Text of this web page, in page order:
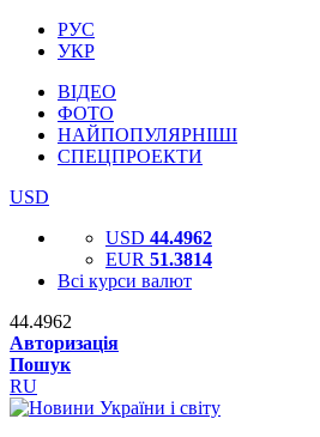
РУС
УКР
ВІДЕО
ФОТО
НАЙПОПУЛЯРНІШІ
СПЕЦПРОЕКТИ
USD
USD 44.4962
EUR 51.3814
Всі курси валют
44.4962
Авторизація
Пошук
RU